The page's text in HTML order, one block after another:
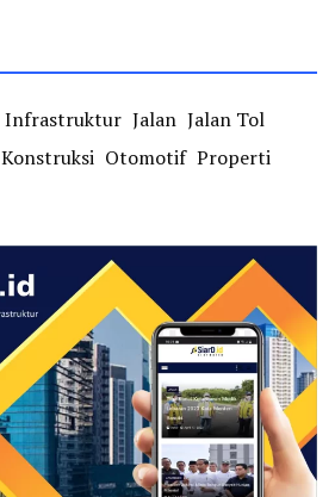
Infrastruktur Jalan Jalan Tol
Konstruksi Otomotif Properti